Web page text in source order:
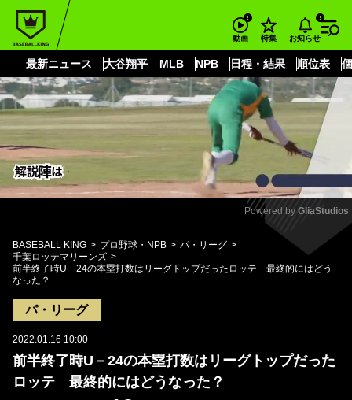
動画 特集 お知らせ
最新ニュース 大谷翔平 MLB NPB 日程・結果 順位表
もっと見る
Mute
Powered by GliaStudios
BASEBALL KING プロ野球・NPB
パ・リーグ
千葉ロッテマリーンズ
前半終了時U－24の本塁打数はリーグトップだったロッテ 最終的にはどう
なった？
パ・リーグ
2022.01.16 10:00
前半終了時U－24の本塁打数はリーグトップだった
ロッテ 最終的にはどうなった？